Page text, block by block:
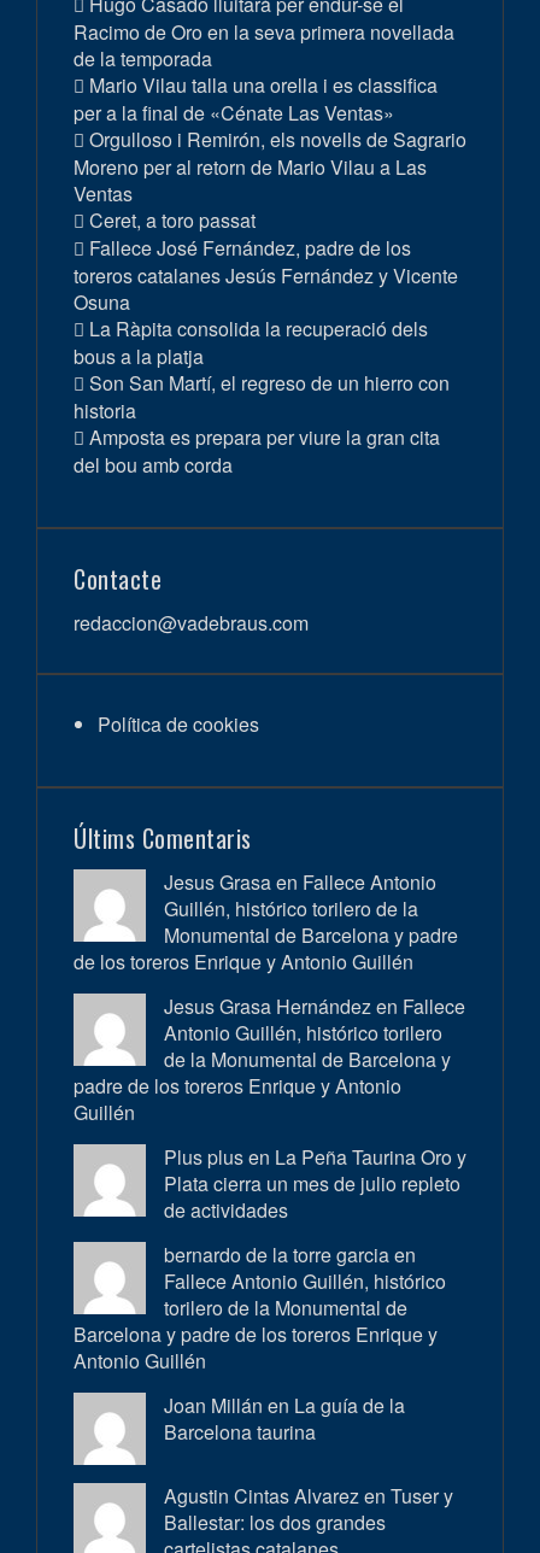
Racimo de Oro en la seva primera novellada
de la temporada
Mario Vilau talla una orella i es classifica
per a la final de «Cénate Las Ventas»
Orgulloso i Remirón, els novells de Sagrario
Moreno per al retorn de Mario Vilau a Las
Ventas
Ceret, a toro passat
Fallece José Fernández, padre de los
toreros catalanes Jesús Fernández y Vicente
Osuna
La Ràpita consolida la recuperació dels
bous a la platja
Son San Martí, el regreso de un hierro con
historia
Amposta es prepara per viure la gran cita
del bou amb corda
Contacte
redaccion@vadebraus.com
Política de cookies
Últims Comentaris
Jesus Grasa en Fallece Antonio
Guillén, histórico torilero de la
Monumental de Barcelona y padre
de los toreros Enrique y Antonio Guillén
Jesus Grasa Hernández en Fallece
Antonio Guillén, histórico torilero
de la Monumental de Barcelona y
padre de los toreros Enrique y Antonio
Guillén
Plus plus en La Peña Taurina Oro y
Plata cierra un mes de julio repleto
de actividades
bernardo de la torre garcia en
Fallece Antonio Guillén, histórico
torilero de la Monumental de
Barcelona y padre de los toreros Enrique y
Antonio Guillén
Joan Millán en La guía de la
Barcelona taurina
Agustin Cintas Alvarez en Tuser y
Ballestar: los dos grandes